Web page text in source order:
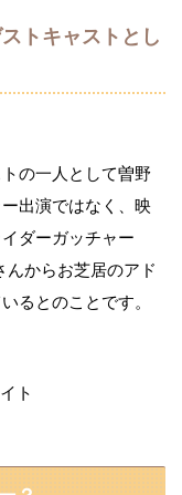
トキャストとし
の一人として曽野
出演ではなく、映
ダーガッチャー
んからお芝居のアド
るとのことです。
ト